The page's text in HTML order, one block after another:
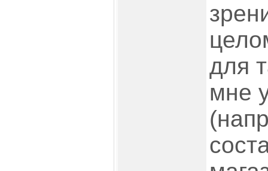
для
мне